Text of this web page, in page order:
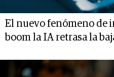
El nuevo fenómeno de
boom la IA retrasa la